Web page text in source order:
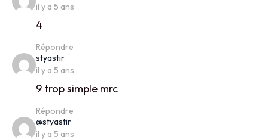
il y a 5 ans
4
Répondre
styastirsays:
il y a 5 ans
9 trop simple mrc
Répondre
@styastirsays:
il y a 5 ans